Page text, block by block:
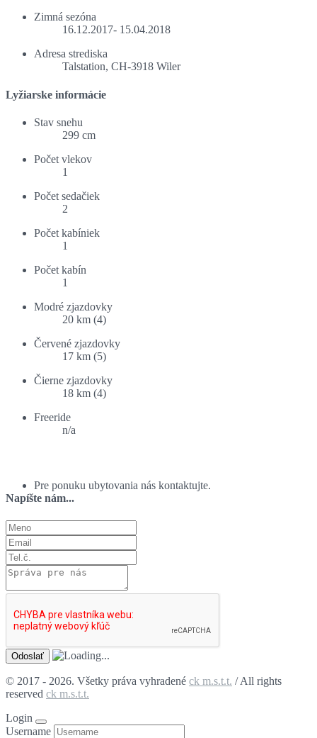
Zimná sezóna
16.12.2017- 15.04.2018
Adresa strediska
Talstation, CH-3918 Wiler
Lyžiarske informácie
Stav snehu
299 cm
Počet vlekov
1
Počet sedačiek
2
Počet kabíniek
1
Počet kabín
1
Modré zjazdovky
20 km (4)
Červené zjazdovky
17 km (5)
Čierne zjazdovky
18 km (4)
Freeride
n/a
Pre ponuku ubytovania nás kontaktujte.
Napíšte nám...
© 2017 - 2026. Všetky práva vyhradené ck m.s.t.t. / All rights
reserved ck m.s.t.t.
Login
Username